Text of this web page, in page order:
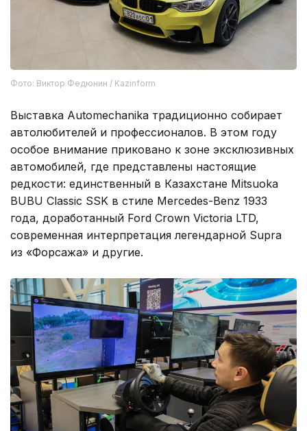
Фото: Виктор Федюнин / Kazinform
Выставка Automechanika традиционно собирает
автолюбителей и профессионалов. В этом году
особое внимание приковано к зоне эксклюзивных
автомобилей, где представлены настоящие
редкости: единственный в Казахстане Mitsuoka
BUBU Classic SSK в стиле Mercedes-Benz 1933
года, доработанный Ford Crown Victoria LTD,
современная интерпретация легендарной Supra
из «Форсажа» и другие.